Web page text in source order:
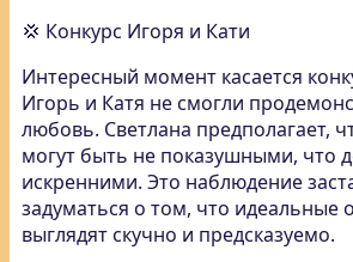
💢 Конкурс Игоря и Кати
Интересный момент касается
Игорь и Катя не смогли
любовь. Светлана предполагает,
могут быть не показушными, что
искренними. Это наблюдение
задуматься о том, что идеальные
выглядят скучно и предсказуемо.